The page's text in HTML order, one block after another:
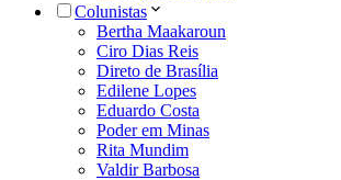
Colunistas
Bertha Maakaroun
Ciro Dias Reis
Direto de Brasília
Edilene Lopes
Eduardo Costa
Poder em Minas
Rita Mundim
Valdir Barbosa